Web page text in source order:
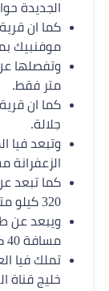
الجديدة حوالي 30
كما ان
موفنبيك
متر فقط.
كما ان
جلالة.
وتبعد فيا
الزعفرانة مسافة
كما تبعد
320 كيلو متر.
ويبعد عن
مسافة 40 كيلو متر.
تملك فيا